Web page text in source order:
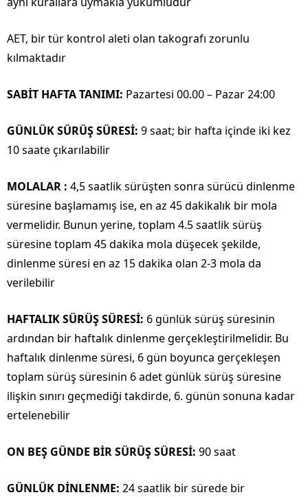
AET, bir tür kontrol aleti olan takografı zorunlu
kılmaktadır
SABİT HAFTA TANIMI: Pazartesi 00.00 – Pazar 24:00
GÜNLÜK SÜRÜŞ SÜRESİ: 9 saat; bir hafta içinde iki kez
10 saate çıkarılabilir
MOLALAR : 4,5 saatlik sürüşten sonra sürücü dinlenme
süresine başlamamış ise, en az 45 dakikalık bir mola
vermelidir. Bunun yerine, toplam 4.5 saatlik sürüş
süresine toplam 45 dakika mola düşecek şekilde,
dinlenme süresi en az 15 dakika olan 2-3 mola da
verilebilir
HAFTALIK SÜRÜŞ SÜRESİ: 6 günlük sürüş süresinin
ardından bir haftalık dinlenme gerçekleştirilmelidir. Bu
haftalık dinlenme süresi, 6 gün boyunca gerçekleşen
toplam sürüş süresinin 6 adet günlük sürüş süresine
ilişkin sınırı geçmediği takdirde, 6. günün sonuna kadar
ertelenebilir
ON BEŞ GÜNDE BİR SÜRÜŞ SÜRESİ: 90 saat
GÜNLÜK DİNLENME: 24 saatlik bir sürede bir